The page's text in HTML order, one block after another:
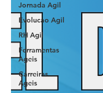
Jornada Agil
Evolucao Agil
RH Agil
Ferramentas
Ageis
Carreiras
Ageis